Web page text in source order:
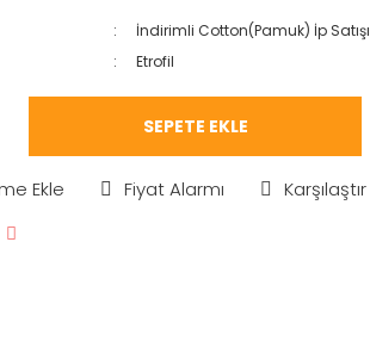
İndirimli Cotton(Pamuk) İp Satışı
Etrofil
SEPETE EKLE
Fiyat Alarmı Karşılaştır